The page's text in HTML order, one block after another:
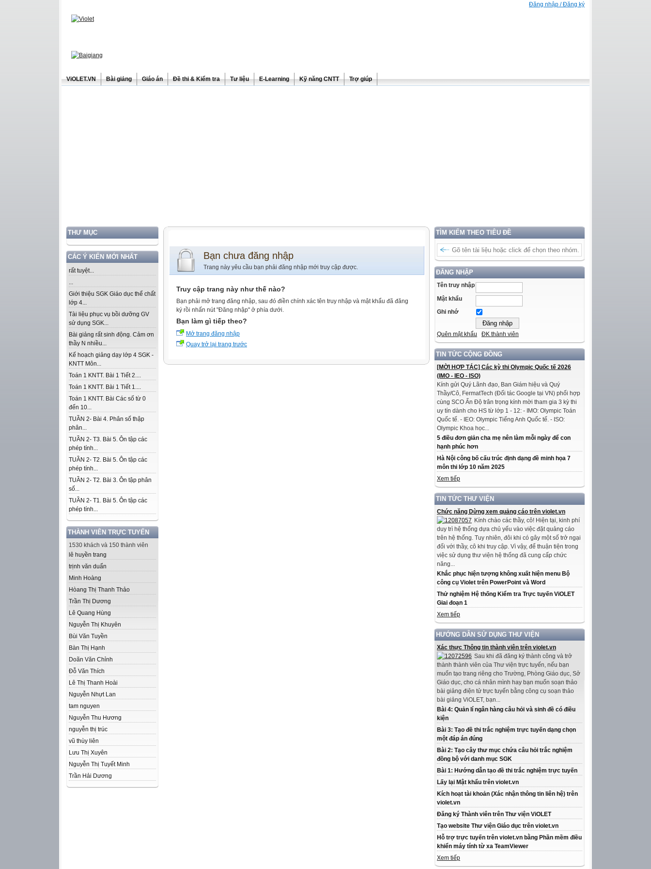
Đăng nhập / Đăng ký
ViOLET.VN Bài giảng Giáo án Đề thi & Kiểm tra Tư liệu E-Learning Kỹ năng CNTT Trợ giúp
THƯ MỤC
CÁC Ý KIẾN MỚI NHẤT
rất tuyệt...
...
Giới thiệu SGK Giáo dục thể chất
lớp 4...
Tài liệu phục vụ bồi dưỡng GV
sử dụng SGK...
Bài giảng rất sinh động. Cảm ơn
thầy N nhiều...
Kế hoạch giảng dạy lớp 4 SGK -
KNTT Môn...
Toán 1 KNTT. Bài 1 Tiết 2....
Toán 1 KNTT. Bài 1 Tiết 1....
Toán 1 KNTT. Bài Các số từ 0
đến 10...
TUẦN 2- Bài 4. Phân số thập
phân...
TUẦN 2- T3. Bài 5. Ôn tập các
phép tính...
TUẦN 2- T2. Bài 5. Ôn tập các
phép tính...
TUẦN 2- T2. Bài 3. Ôn tập phân
số...
TUẦN 2- T1. Bài 5. Ôn tập các
phép tính...
THÀNH VIÊN TRỰC TUYẾN
1530 khách và 150 thành viên
lê huyền trang
trịnh văn duẩn
Minh Hoàng
Hòang Thị Thanh Thảo
Trần Thị Dương
Lê Quang Hùng
Nguyễn Thị Khuyên
Bùi Văn Tuyền
Bàn Thị Hạnh
Doãn Văn Chỉnh
Đỗ Văn Thích
Lê Thị Thanh Hoài
Nguyễn Nhựt Lan
tam nguyen
Nguyễn Thu Hương
nguyễn thị trúc
vũ thùy liên
Lưu Thị Xuyên
Nguyễn Thị Tuyết Minh
Trần Hải Dương
TÌM KIẾM THEO TIÊU ĐỀ
ĐĂNG NHẬP
Tên truy nhập
Mật khẩu
Ghi nhớ
Quên mật khẩu ĐK thành viên
TIN TỨC CỘNG ĐỒNG
[MỜI HỢP TÁC] Các kỳ thi Olympic Quốc tế 2026
(IMO - IEO - ISO)
Kính gửi Quý Lãnh đạo, Ban Giám hiệu và Quý
Thầy/Cô, FermatTech (Đối tác Google tại VN) phối hợp
cùng SCO Ấn Độ trân trọng kính mời tham gia 3 kỳ thi
uy tín dành cho HS từ lớp 1 - 12: - IMO: Olympic Toán
Quốc tế. - IEO: Olympic Tiếng Anh Quốc tế. - ISO:
Olympic Khoa học...
5 điều đơn giản cha mẹ nên làm mỗi ngày để con
hạnh phúc hơn
Hà Nội công bố cấu trúc định dạng đề minh họa 7
môn thi lớp 10 năm 2025
Xem tiếp
TIN TỨC THƯ VIỆN
Chức năng Dừng xem quảng cáo trên violet.vn
Kính chào các thầy, cô! Hiện tại, kinh phí
duy trì hệ thống dựa chủ yếu vào việc đặt quảng cáo
trên hệ thống. Tuy nhiên, đôi khi có gây một số trở ngại
đối với thầy, cô khi truy cập. Vì vậy, để thuận tiện trong
việc sử dụng thư viện hệ thống đã cung cấp chức
năng...
Khắc phục hiện tượng không xuất hiện menu Bộ
công cụ Violet trên PowerPoint và Word
Thử nghiệm Hệ thống Kiểm tra Trực tuyến ViOLET
Giai đoạn 1
Xem tiếp
HƯỚNG DẪN SỬ DỤNG THƯ VIỆN
Xác thực Thông tin thành viên trên violet.vn
Sau khi đã đăng ký thành công và trở
thành thành viên của Thư viện trực tuyến, nếu bạn
muốn tạo trang riêng cho Trường, Phòng Giáo dục, Sở
Giáo dục, cho cá nhân mình hay bạn muốn soạn thảo
bài giảng điện tử trực tuyến bằng công cụ soạn thảo
bài giảng ViOLET, bạn...
Bài 4: Quản lí ngân hàng câu hỏi và sinh đề có điều
kiện
Bài 3: Tạo đề thi trắc nghiệm trực tuyến dạng chọn
một đáp án đúng
Bài 2: Tạo cây thư mục chứa câu hỏi trắc nghiệm
đồng bộ với danh mục SGK
Bài 1: Hướng dẫn tạo đề thi trắc nghiệm trực tuyến
Lấy lại Mật khẩu trên violet.vn
Kích hoạt tài khoản (Xác nhận thông tin liên hệ) trên
violet.vn
Đăng ký Thành viên trên Thư viện ViOLET
Tạo website Thư viện Giáo dục trên violet.vn
Hỗ trợ trực tuyến trên violet.vn bằng Phần mềm điều
khiển máy tính từ xa TeamViewer
Xem tiếp
Bạn chưa đăng nhập
Trang này yêu cầu bạn phải đăng nhập mới truy cập được.
Truy cập trang này như thế nào?
Bạn phải mở trang đăng nhập, sau đó điền chính xác tên truy nhập và mật khẩu đã đăng
ký rồi nhấn nút "Đăng nhập" ở phía dưới.
Bạn làm gì tiếp theo?
Mở trang đăng nhập
Quay trở lại trang trước